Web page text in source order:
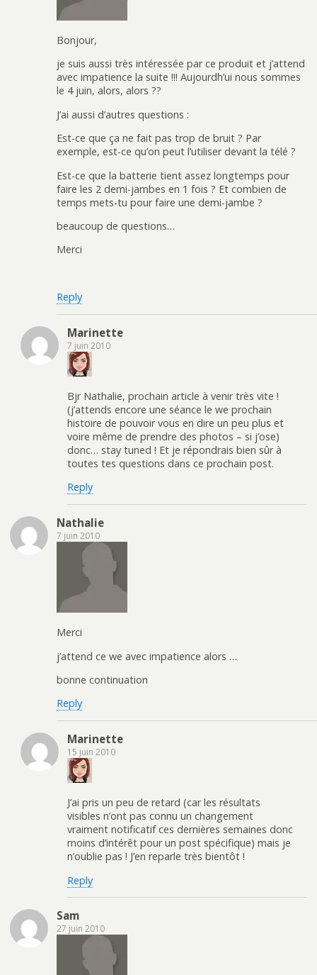
Bonjour,
je suis aussi très intéressée par ce produit et j’attend
avec impatience la suite !!! Aujourdh’ui nous sommes
le 4 juin, alors, alors ??
J’ai aussi d’autres questions :
Est-ce que ça ne fait pas trop de bruit ? Par
exemple, est-ce qu’on peut l’utiliser devant la télé ?
Est-ce que la batterie tient assez longtemps pour
faire les 2 demi-jambes en 1 fois ? Et combien de
temps mets-tu pour faire une demi-jambe ?
beaucoup de questions…
Merci
Reply
Marinette
7 juin 2010
Bjr Nathalie, prochain article à venir très vite !
(j’attends encore une séance le we prochain
histoire de pouvoir vous en dire un peu plus et
voire même de prendre des photos – si j’ose)
donc… stay tuned ! Et je répondrais bien sûr à
toutes tes questions dans ce prochain post.
Reply
Nathalie
7 juin 2010
Merci
j’attend ce we avec impatience alors …
bonne continuation
Reply
Marinette
15 juin 2010
J’ai pris un peu de retard (car les résultats
visibles n’ont pas connu un changement
vraiment notificatif ces dernières semaines donc
moins d’intérêt pour un post spécifique) mais je
n’oublie pas ! J’en reparle très bientôt !
Reply
Sam
27 juin 2010